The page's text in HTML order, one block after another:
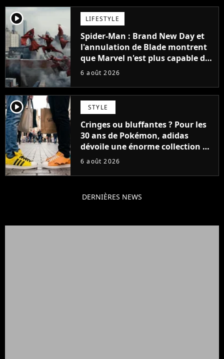
player2 LIFESTYLE
Spider-Man : Brand New Day et
l'annulation de Blade montrent
que Marvel n'est plus capable de
faire quoi que ce soit de simple
6 août 2026
player2 STYLE
Cringes ou bluffantes ? Pour les
30 ans de Pokémon, adidas
dévoile une énorme collection de
sneakers et je ne sais pas quoi en
6 août 2026
DERNIÈRES NEWS